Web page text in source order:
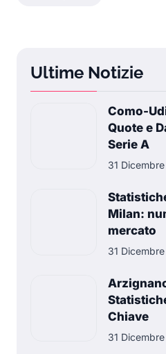
Ultime Notizie
Como-
Quote e
Serie A
31
Milan:
mercato
31
Chiave
31